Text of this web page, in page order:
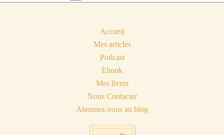
Accueil
Mes articles
Podcast
Ebook
Mes livres
Nous Contacter
Abonnez-vous au blog